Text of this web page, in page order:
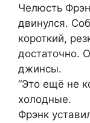
Челюсть
двинулся.
короткий,
достаточно.
джинсы.
“Это ещё не
холодные.
Фрэнк